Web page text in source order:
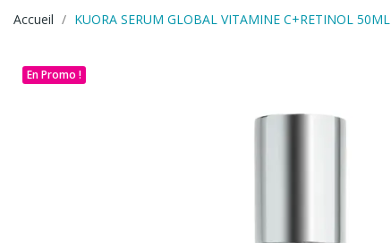
Accueil KUORA SERUM GLOBAL VITAMINE C+RETINOL 50ML
En Promo !